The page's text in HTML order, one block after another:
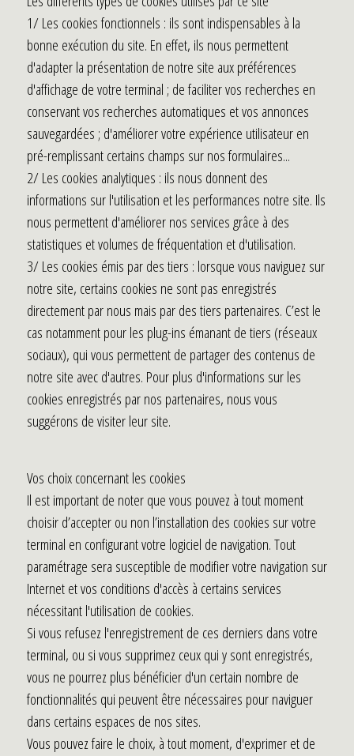
1/ Les cookies fonctionnels : ils sont indispensables à la
bonne exécution du site. En effet, ils nous permettent
d'adapter la présentation de notre site aux préférences
d'affichage de votre terminal ; de faciliter vos recherches en
conservant vos recherches automatiques et vos annonces
sauvegardées ; d'améliorer votre expérience utilisateur en
pré-remplissant certains champs sur nos formulaires...
2/ Les cookies analytiques : ils nous donnent des
informations sur l'utilisation et les performances notre site. Ils
nous permettent d'améliorer nos services grâce à des
statistiques et volumes de fréquentation et d'utilisation.
3/ Les cookies émis par des tiers : lorsque vous naviguez sur
notre site, certains cookies ne sont pas enregistrés
directement par nous mais par des tiers partenaires. C’est le
cas notamment pour les plug-ins émanant de tiers (réseaux
sociaux), qui vous permettent de partager des contenus de
notre site avec d'autres. Pour plus d'informations sur les
cookies enregistrés par nos partenaires, nous vous
suggérons de visiter leur site.
Vos choix concernant les cookies
Il est important de noter que vous pouvez à tout moment
choisir d’accepter ou non l’installation des cookies sur votre
terminal en configurant votre logiciel de navigation. Tout
paramétrage sera susceptible de modifier votre navigation sur
Internet et vos conditions d'accès à certains services
nécessitant l'utilisation de cookies.
Si vous refusez l'enregistrement de ces derniers dans votre
terminal, ou si vous supprimez ceux qui y sont enregistrés,
vous ne pourrez plus bénéficier d'un certain nombre de
fonctionnalités qui peuvent être nécessaires pour naviguer
dans certains espaces de nos sites.
Vous pouvez faire le choix, à tout moment, d'exprimer et de